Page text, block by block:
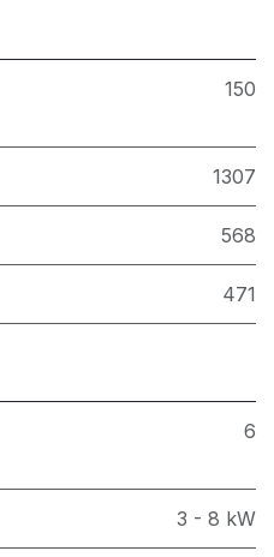
150
1307
568
471
6
3 - 8 kW